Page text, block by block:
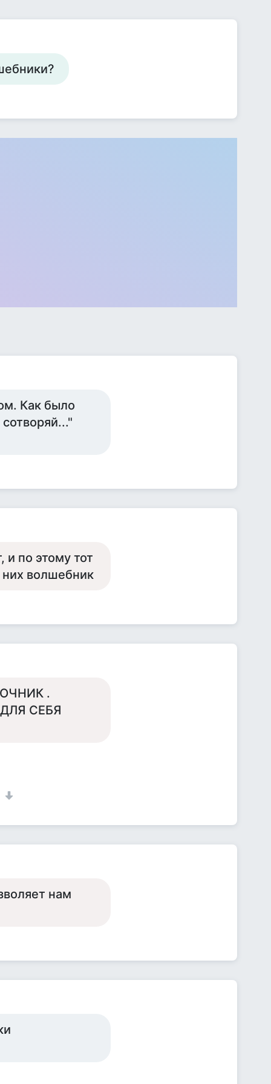
Как было
и по этому тот
них волшебник
.
СЕБЯ
нам